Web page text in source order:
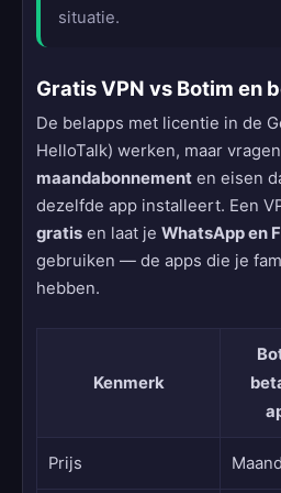
situatie.
Gratis VPN vs Botim en
De belapps met licentie in de
HelloTalk) werken, maar
maandabonnement en eisen
dezelfde app installeert. Een
gratis en laat je WhatsApp en
gebruiken — de apps die je
hebben.
Kenmerk
Prijs